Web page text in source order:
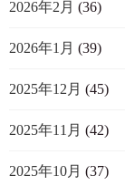
2026年2月 (36)
2026年1月 (39)
2025年12月 (45)
2025年11月 (42)
2025年10月 (37)